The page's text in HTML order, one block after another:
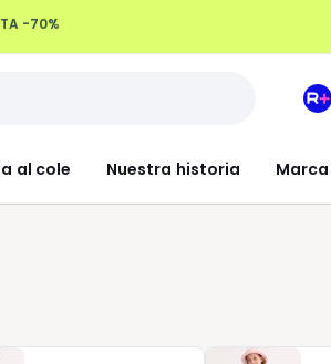
días
al cole Nuestra historia
Mi